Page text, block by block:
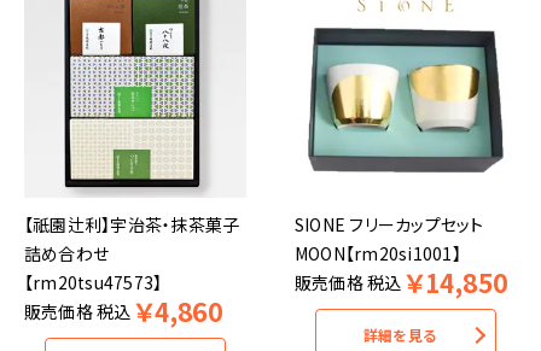
【祇園辻利】宇治茶・抹茶菓子
詰め合わせ
【rm20tsu47573】
販売価格税込 ￥4,860
SIONE フリーカップセット
MOON【rm20si1001】
販売価格税込 ￥14,850
詳細を見る